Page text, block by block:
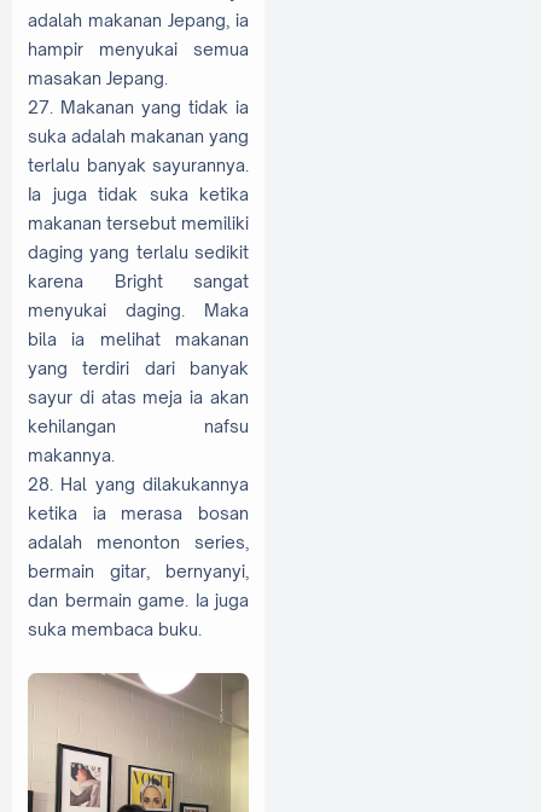
adalah makanan Jepang, ia
hampir menyukai semua
masakan Jepang.
27. Makanan yang tidak ia
suka adalah makanan yang
terlalu banyak sayurannya.
Ia juga tidak suka ketika
makanan tersebut memiliki
daging yang terlalu sedikit
karena Bright sangat
menyukai daging. Maka
bila ia melihat makanan
yang terdiri dari banyak
sayur di atas meja ia akan
kehilangan nafsu
makannya.
28. Hal yang dilakukannya
ketika ia merasa bosan
adalah menonton series,
bermain gitar, bernyanyi,
dan bermain game. Ia juga
suka membaca buku.